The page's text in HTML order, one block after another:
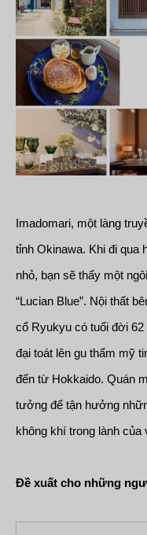
Imadomari, một làng
tỉnh Okinawa. Khi đi qua
nhỏ, bạn sẽ thấy một
“Lucian Blue”. Nội thất
cổ Ryukyu có tuổi đời 62
đại toát lên gu thẩm mỹ
đến từ Hokkaido. Quán
tưởng để tận hưởng
không khí trong lành của
Đề xuất cho những